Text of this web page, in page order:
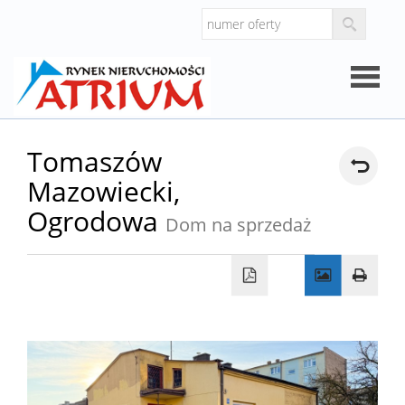
Domy
Tomaszów
Mazowiecki,
Ogrodowa Dom na sprzedaż